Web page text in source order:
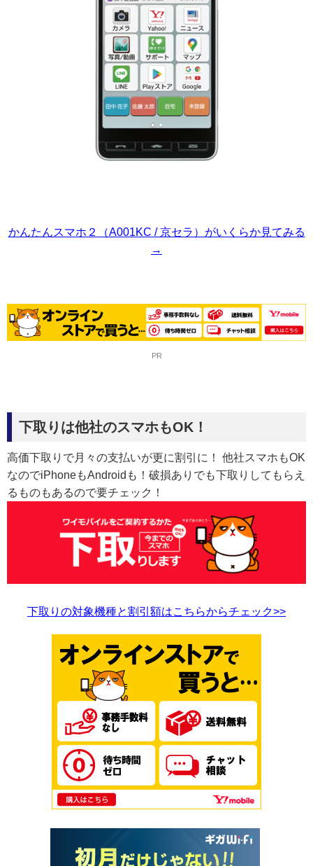
かんたんスマホ２（A001KC / 京セラ）がいくらか見てみる
→
PR
下取りは他社のスマホもOK！
高価下取りで月々の支払いが更に割引に！ 他社スマホもOK
なのでiPhoneもAndroidも！破損ありでも下取りしてもらえ
るものもあるので要チェック！
下取りの対象機種と割引額はこちらからチェック>>